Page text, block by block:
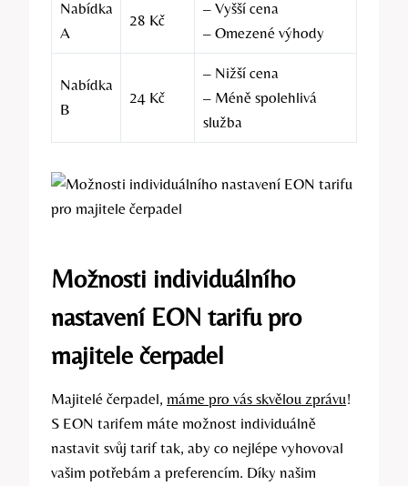
Nabídka
A
28 Kč
– Vyšší cena
– Omezené výhody
Nabídka
B
24 Kč
– Nižší cena
– Méně spolehlivá
služba
Možnosti individuálního
nastavení EON tarifu pro
majitele čerpadel
Majitelé čerpadel, máme pro vás skvělou zprávu!
S EON tarifem máte možnost individuálně
nastavit svůj tarif tak, aby co nejlépe vyhovoval
vašim potřebám a preferencím. Díky našim